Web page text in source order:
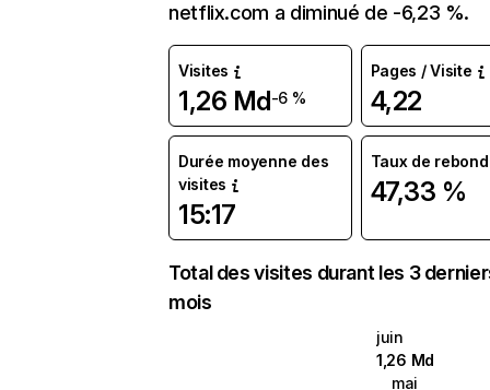
netflix.com a diminué de -6,23 %.
Visites
1,26 Md-6 %
Pages / Visite
4,22
Durée moyenne des
visites
15:17
Taux de rebond
47,33 %
Total des visites durant les 3
mois
juin
1,26 Md
mai